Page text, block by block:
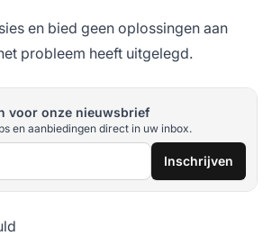
en bied geen oplossingen aan
probleem heeft uitgelegd.
voor onze nieuwsbrief
en aanbiedingen direct in uw inbox.
Inschrijven